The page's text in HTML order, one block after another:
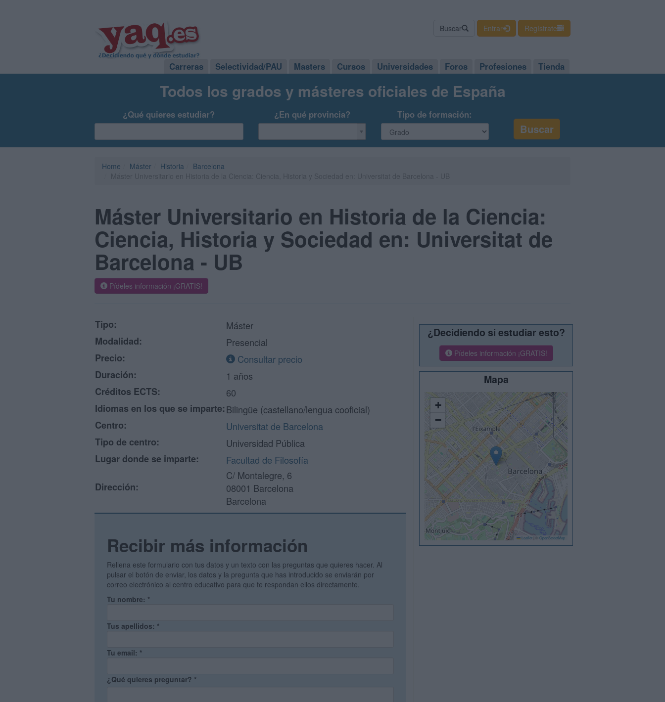
Buscar Entrar Regístrate
Carreras Selectividad/PAU Masters Cursos Universidades Foros Profesiones Tienda
Todos los grados y másteres oficiales de España
¿Qué quieres estudiar? ¿En qué provincia? Tipo de formación:
Home Máster Historia
Barcelona
Máster Universitario en Historia de la Ciencia:
Ciencia, Historia y Sociedad en: Universitat de
Barcelona - UB
Pídeles información ¡GRATIS!
Tipo:
Máster
Modalidad:
Presencial
Precio:
Consultar precio
Duración:
1 años
Créditos ECTS:
60
Idiomas en los que se imparte:Bilingüe (castellano/lengua cooficial)
Centro:
Universitat de Barcelona
Tipo de centro:
Universidad Pública
Lugar donde se imparte:
Facultad de Filosofía
Dirección:
C/ Montalegre, 6
08001 Barcelona
Barcelona
Recibir más información
Rellena este formulario con tus datos y un texto con las preguntas que quieres hacer. Al
pulsar el botón de enviar, los datos y la pregunta que has introducido se enviarán por
correo electrónico al centro educativo para que te respondan ellos directamente.
Tu nombre: *
Tus apellidos: *
Tu email: *
¿Qué quieres preguntar? *
¿Decidiendo si estudiar esto?
Pídeles información ¡GRATIS!
Mapa
+
−
Leaflet OpenStreetMap